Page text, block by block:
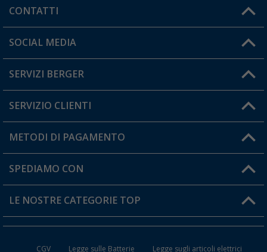
CONTATTI
Orari di apertura del servizio:
Hai una domanda?
SOCIAL MEDIA
SERVIZI BERGER
Diventare rivenditori
Il mio Account
Carta fedeltà Berger
SERVIZIO CLIENTI
Informazioni sulla spedizione
Resi
FAQ e Contatti
METODI DI PAGAMENTO
SPEDIAMO CON
LE NOSTRE CATEGORIE TOP
CGV Legge sulle Batterie Legge sugli articoli elettrici